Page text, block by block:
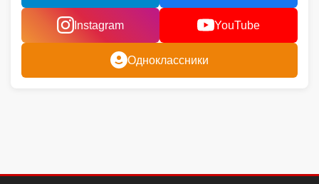
Instagram YouTube
Одноклассники